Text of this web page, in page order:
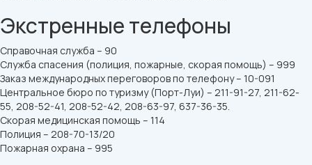
Экстренные телефоны
Справочная служба – 90
Служба спасения (полиция, пожарные, скорая помощь) – 999
Заказ международных переговоров по телефону – 10-091
Центральное бюро по туризму (Порт-Луи) – 211-91-27, 211-62-
55, 208-52-41, 208-52-42, 208-63-97, 637-36-35.
Скорая медицинская помощь – 114
Полиция – 208-70-13/20
Пожарная охрана – 995